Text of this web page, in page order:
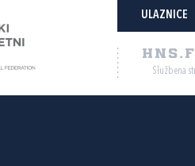
ULAZNICE
Službena